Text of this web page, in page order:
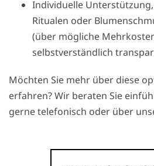
Individuelle Unterstützung,
Ritualen oder
(über mögliche
selbstverständlich
Möchten Sie mehr über diese
erfahren? Wir beraten Sie
gerne telefonisch oder über